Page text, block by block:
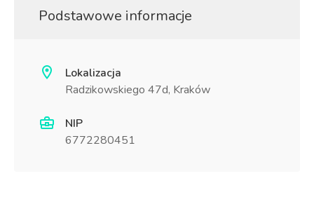
Podstawowe informacje
Lokalizacja
Radzikowskiego 47d, Kraków
NIP
6772280451